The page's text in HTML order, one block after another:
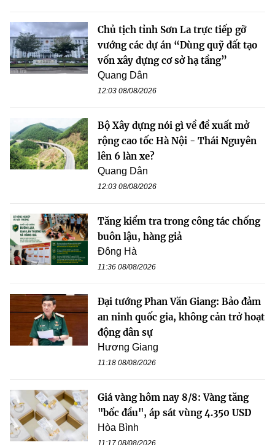
Chủ tịch tỉnh Sơn La trực tiếp gỡ
vướng các dự án “Dùng quỹ đất tạo
vốn xây dựng cơ sở hạ tầng”
Quang Dân
12:03 08/08/2026
Bộ Xây dựng nói gì về đề xuất mở
rộng cao tốc Hà Nội - Thái Nguyên
lên 6 làn xe?
Quang Dân
12:03 08/08/2026
Tăng kiểm tra trong công tác chống
buôn lậu, hàng giả
Đông Hà
11:36 08/08/2026
Đại tướng Phan Văn Giang: Bảo đảm
an ninh quốc gia, không cản trở hoạt
động dân sự
Hương Giang
11:18 08/08/2026
Giá vàng hôm nay 8/8: Vàng tăng
"bốc đầu", áp sát vùng 4.350 USD
Hòa Bình
11:17 08/08/2026